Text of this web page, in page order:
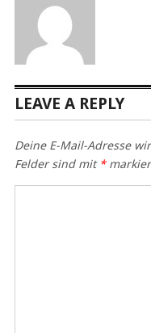
LEAVE A REPLY
Deine E-Mail-Adresse
Felder sind mit *